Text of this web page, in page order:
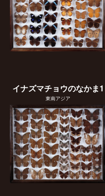
イナズマチョウのなかま1
東南アジア